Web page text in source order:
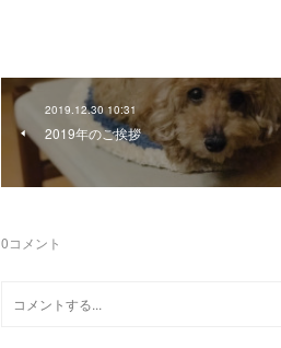
2019.12.30 10:31
2019年のご挨拶
0コメント